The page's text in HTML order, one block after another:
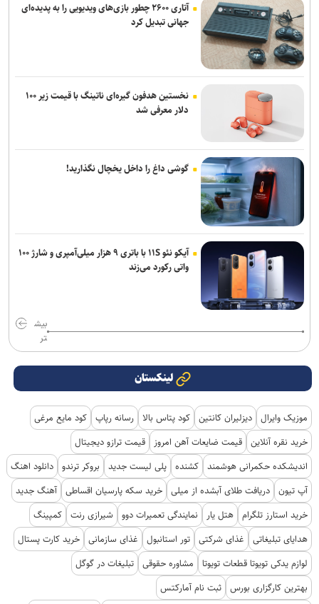
آتاری ۲۶۰۰ چطور بازی‌های ویدیویی را به پدیده‌ای
جهانی تبدیل کرد
نخستین هدفون گیره‌ای ناتینگ با قیمت زیر ۱۰۰
دلار معرفی شد
گوشی داغ را داخل یخچال نگذارید!
آیکو نئو ۱۱S با باتری ۹ هزار میلی‌آمپری و شارژ ۱۰۰
واتی رکورد می‌زند
بیش
تر
لینکستان
موزیک وایرال دیزلیران کانتین کود پتاس بالا رسانه رپاپ کود مایع مرغی
خرید نقره آنلاین قیمت ضایعات آهن امروز
قیمت ترازو دیجیتال
اندیشکده حکمرانی هوشمند کشنده پلی لیست جدید بروکر ترندو دانلود اهنگ
آپ تیون دریافت طلای آبشده از میلی خرید سکه پارسیان اقساطی آهنگ جدید
خرید استارز تلگرام هتل یار نمایندگی تعمیرات دوو شیرازی رنت کمپینگ
هدایای تبلیغاتی
غذای شرکتی تور استانبول غذای سازمانی خرید کارت پستال
لوازم یدکی تویوتا قطعات تویوتا
مشاوره حقوقی تبلیغات در گوگل
بهترین کارگزاری بورس ثبت نام آمارکتس